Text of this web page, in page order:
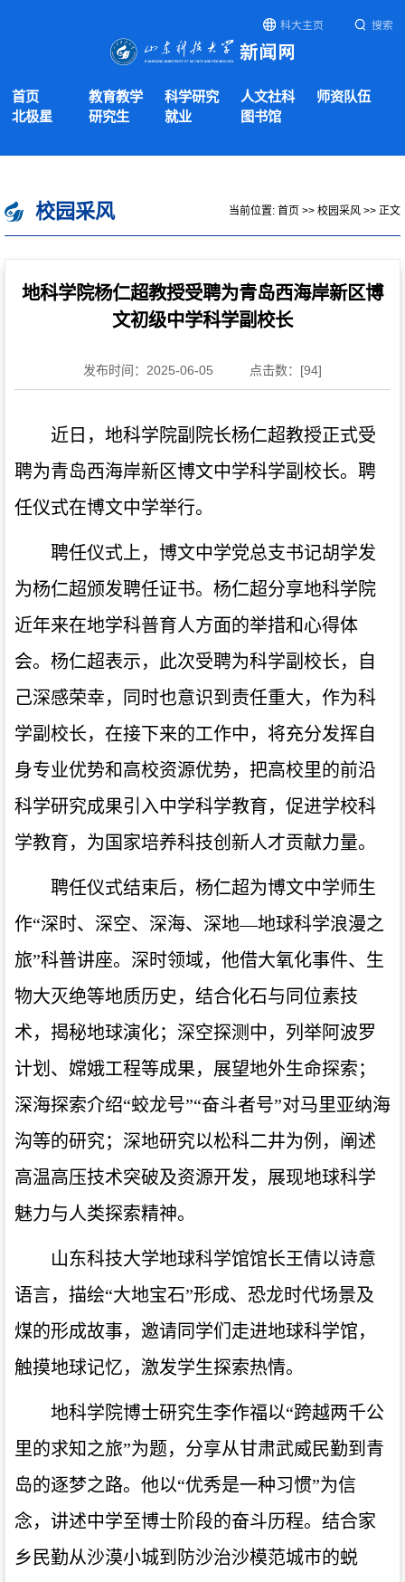
科大主页 搜索
首页 教育教学 科学研究 人文社科
师资队伍
北极星
研究生 就业 图书馆
校园采风 当前位置: 首页 >> 校园采风 >> 正文
地科学院杨仁超教授受聘为青岛西海岸新区博
文初级中学科学副校长
发布时间：2025-06-05 点击数：[94]
近日，地科学院副院长杨仁超教授正式受
聘为青岛西海岸新区博文中学科学副校长。聘
任仪式在博文中学举行。
聘任仪式上，博文中学党总支书记胡学发
为杨仁超颁发聘任证书。杨仁超分享地科学院
近年来在地学科普育人方面的举措和心得体
会。杨仁超表示，此次受聘为科学副校长，自
己深感荣幸，同时也意识到责任重大，作为科
学副校长，在接下来的工作中，将充分发挥自
身专业优势和高校资源优势，把高校里的前沿
科学研究成果引入中学科学教育，促进学校科
学教育，为国家培养科技创新人才贡献力量。
聘任仪式结束后，杨仁超为博文中学师生
作“深时、深空、深海、深地—地球科学浪漫之
旅”科普讲座。深时领域，他借大氧化事件、生
物大灭绝等地质历史，结合化石与同位素技
术，揭秘地球演化；深空探测中，列举阿波罗
计划、嫦娥工程等成果，展望地外生命探索；
深海探索介绍“蛟龙号”“奋斗者号”对马里亚纳海
沟等的研究；深地研究以松科二井为例，阐述
高温高压技术突破及资源开发，展现地球科学
魅力与人类探索精神。
山东科技大学地球科学馆馆长王倩以诗意
语言，描绘“大地宝石”形成、恐龙时代场景及
煤的形成故事，邀请同学们走进地球科学馆，
触摸地球记忆，激发学生探索热情。
地科学院博士研究生李作福以“跨越两千公
里的求知之旅”为题，分享从甘肃武威民勤到青
岛的逐梦之路。他以“优秀是一种习惯”为信
念，讲述中学至博士阶段的奋斗历程。结合家
乡民勤从沙漠小城到防沙治沙模范城市的蜕